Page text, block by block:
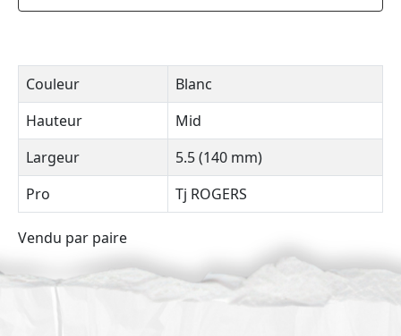
Couleur
Blanc
Hauteur
Mid
Largeur
5.5 (140 mm)
Pro
Tj ROGERS
Vendu par paire